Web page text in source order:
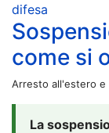
difesa
come si
Arresto all'estero e
La